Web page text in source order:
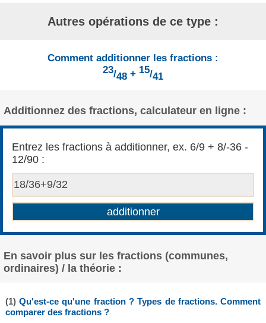
Autres opérations de ce type :
Comment additionner les fractions :
23/48 + 15/41
Additionnez des fractions, calculateur en ligne :
Entrez les fractions à additionner, ex. 6/9 + 8/-36 -
12/90 :
En savoir plus sur les fractions (communes,
ordinaires) / la théorie :
(1)Qu'est-ce qu'une fraction ? Types de fractions. Comment
comparer des fractions ?